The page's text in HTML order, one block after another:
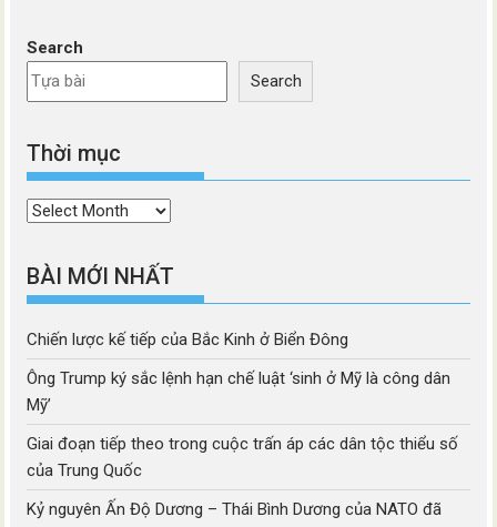
Search
Search
Thời mục
Thời
BÀI MỚI NHẤT
Chiến lược kế tiếp của Bắc Kinh ở Biển Đông
Ông Trump ký sắc lệnh hạn chế luật ‘sinh ở Mỹ là công dân
Mỹ’
Giai đoạn tiếp theo trong cuộc trấn áp các dân tộc thiểu số
của Trung Quốc
Kỷ nguyên Ấn Độ Dương – Thái Bình Dương của NATO đã